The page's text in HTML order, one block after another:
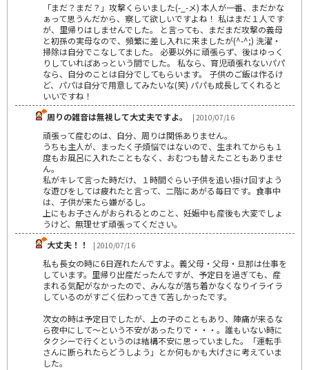
「まだ？まだ？」攻撃くらいました(-_-メ) 本人が一番、まだかな
ぁって思うんだから、察して欲しいですよね！ 私はまだ１人です
が、里帰りはしませんでした。 と言っても、まだまだ攻撃の義母
と初孫の実母なので、頻繁に差し入れに来ましたが(^-^;) 洗濯・
掃除は自分でこなしてました。 必要以外に頑張らず、後はゆっく
りしていればあっという間でした。 私なら、育児頑張れないパパ
なら、自分のことは自分でしてもらいます。 子供のご飯は作るけ
ど、パパは自分で用意してみたいな(笑) パパも成長してくれると
いいですね！
周りの雑音は無視して大丈夫ですよ。
| 2010/07/16
頑張って産むのは、自分、周りは関係ありません。
うちも主人が、まったく子煩悩ではないので、生まれてからも１
度もお風呂に入れたこともなく、おむつも替えたこともありませ
ん。
私がキレて言った時だけ、１時間ぐらい子供を追い掛け回すよう
な遊びをしては疲れたと言って、二階にあがる毎日です。食事中
は、子供が来たら嫌がるし。
上にもお子さんがおられるとのこと、妊娠中も産後も大変でしょ
うけど、無理せず頑張ってください。
大丈夫！！
| 2010/07/16
私も長女の時に6日遅れたんですよ。義父母・父母・旦那は仕事を
しています。里帰り出産だったんですが、予定日を過ぎても、産
まれる気配がなかったので、みんなが落ち着かなくなりイライラ
しているのがすごく伝わってきて苦しかったです。
次女の時は予定日でしたが、上の子のこともあり、陣痛が来るな
ら夜中にして～という不安があったりで・・・。誰もいない時に
タクシーで行くというのは結構不安に思っていました。「運転手
さんに断られたらどうしよう」とか何もかも大げさに考えていま
した。